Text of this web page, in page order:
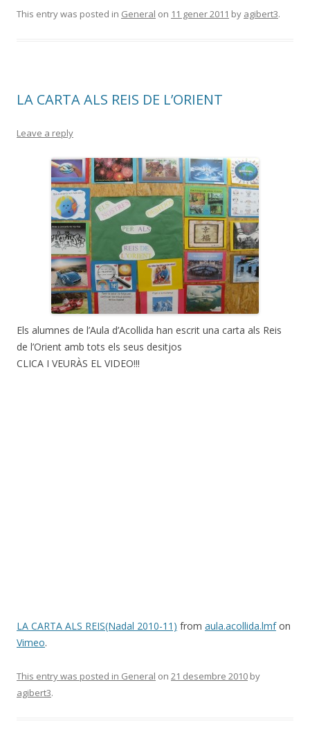
This entry was posted in General on 11 gener 2011 by agibert3.
LA CARTA ALS REIS DE L’ORIENT
Leave a reply
Els alumnes de l’Aula d’Acollida han escrit una carta als Reis
de l’Orient amb tots els seus desitjos
CLICA I VEURÀS EL VIDEO!!!
LA CARTA ALS REIS(Nadal 2010-11) from aula.acollida.lmfon
Vimeo.
This entry was posted in General on 21 desembre 2010 by
agibert3.